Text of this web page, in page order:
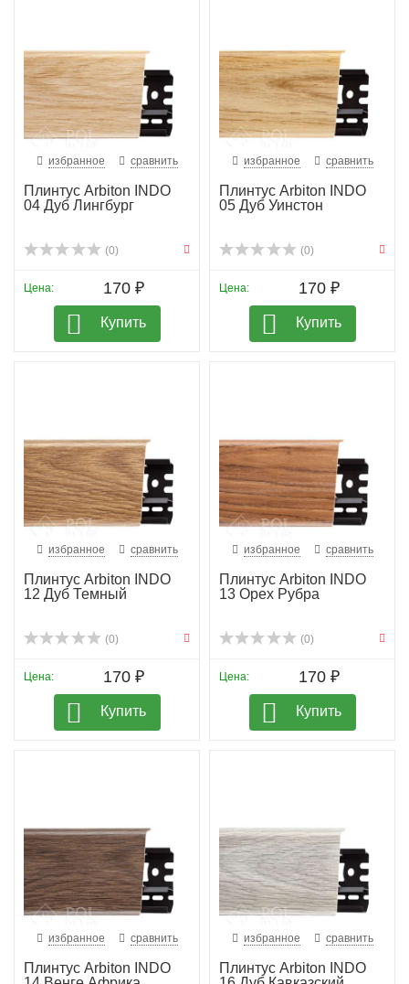
избранное сравнить
Плинтус Arbiton INDO
04 Дуб Лингбург
(0)
Цена: 170 ₽
Купить
избранное сравнить
Плинтус Arbiton INDO
05 Дуб Уинстон
(0)
Цена: 170 ₽
Купить
избранное сравнить
Плинтус Arbiton INDO
12 Дуб Темный
(0)
Цена: 170 ₽
Купить
избранное сравнить
Плинтус Arbiton INDO
13 Орех Рубра
(0)
Цена: 170 ₽
Купить
избранное сравнить
Плинтус Arbiton INDO
избранное сравнить
Плинтус Arbiton INDO